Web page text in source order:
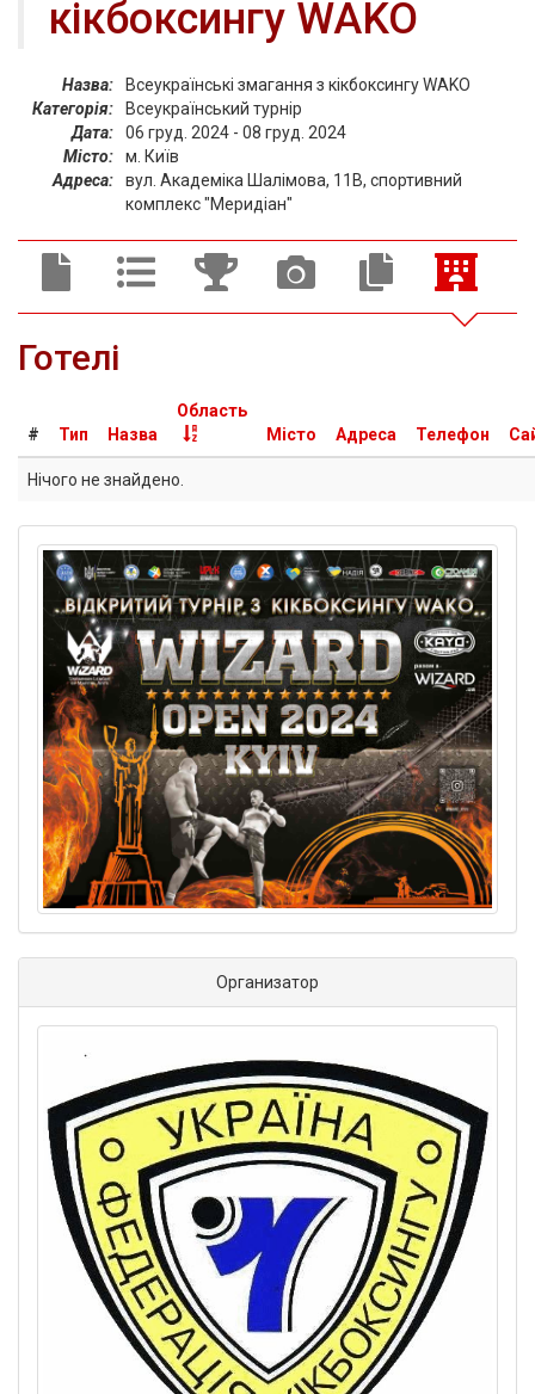
кікбоксингу WAKO
Назва:
Всеукраїнські змагання з кікбоксингу WAKO
Категорія:
Всеукраїнський турнір
Дата:
06 груд. 2024 - 08 груд. 2024
Місто:
м. Київ
Адреса:
вул. Академіка Шалімова, 11В, спортивний
комплекс "Меридіан"
Готелі
# Тип Назва
Область
Місто
Адреса Телефон
Нічого не знайдено.
Организатор